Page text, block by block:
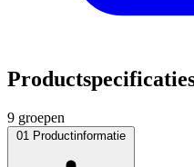
9 groepen
01 Productinformatie